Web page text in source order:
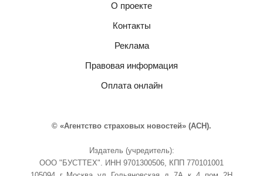
О проекте
Контакты
Реклама
Правовая информация
Оплата онлайн
© «Агентство страховых новостей» (АСН).
Издатель (учредитель):
ООО "БУСТТЕХ". ИНН 9701300506, КПП 770101001